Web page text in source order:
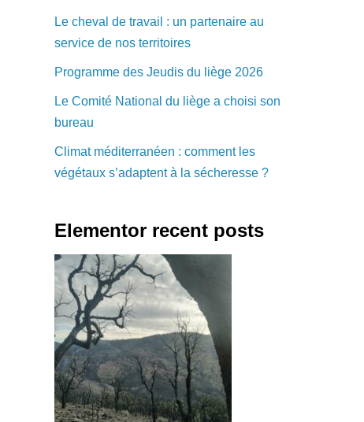
Le cheval de travail : un partenaire au
service de nos territoires
Programme des Jeudis du liège 2026
Le Comité National du liège a choisi son
bureau
Climat méditerranéen : comment les
végétaux s’adaptent à la sécheresse ?
Elementor recent posts